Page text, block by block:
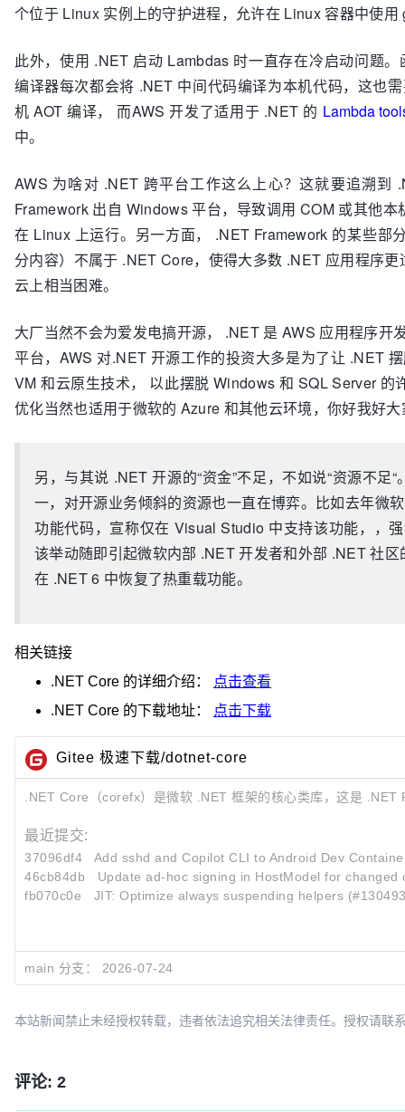
个位于 Linux 实例上的守护进程，允许在 Linux 容器中使用
此外，使用 .NET 启动 Lambdas 时一直存在冷启动问题
编译器每次都会将 .NET 中间代码编译为本机代码，这也
机 AOT 编译， 而AWS 开发了适用于 .NET 的 Lambda
中。
AWS 为啥对 .NET 跨平台工作这么上心？这就要追溯到
Framework 出自 Windows 平台，导致调用 COM 或其他
在 Linux 上运行。另一方面， .NET Framework 的某些部
分内容）不属于 .NET Core，使得大多数 .NET 应用程序
云上相当困难。
大厂当然不会为爱发电搞开源， .NET 是 AWS 应用程序开
平台，AWS 对.NET 开源工作的投资大多是为了让 .NET
VM 和云原生技术， 以此摆脱 Windows 和 SQL Server
优化当然也适用于微软的 Azure 和其他云环境，你好我好
另，与其说 .NET 开源的“资金”不足，不如说“资源不
一，对开源业务倾斜的资源也一直在博弈。比如去年微
功能代码，宣称仅在 Visual Studio 中支持该功能，，
该举动随即引起微软内部 .NET 开发者和外部 .NET 社
在 .NET 6 中恢复了热重载功能。
相关链接
.NET Core 的详细介绍：
点击查看
.NET Core 的下载地址： 点击下载
Gitee 极速下载/dotnet-core
.NET Core（corefx）是微软 .NET 框架的核心类库，这是
最近提交:
37096df4
Add sshd and Copilot CLI to Android Dev
46cb84db
Update ad-hoc signing in HostModel for changed
fb070c0e
JIT: Optimize always suspending helpers
main 分支： 2026-07-24
本站新闻禁止未经授权转载，违者依法追究相关法律责任。授权请联
评论: 2